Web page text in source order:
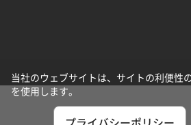
当社のウェブサイトは、サイトの利便性
を使用します。